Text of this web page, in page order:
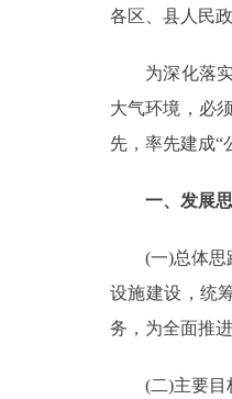
政务服务
政民互动
各区、县人民
为深化落实
大气环境，必
先，率先建成“
一、发展
(一)总体思路
设施建设，统
务，为全面推
(二)主要目